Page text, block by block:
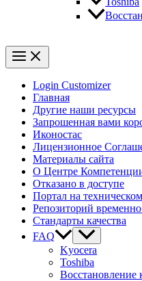
Login Customizer
Главная
Другие наши ресурсы
Запрошенная вами
Иконостас
Лицензионное
Материалы сайта
О Центре
Отказано в доступе
Портал на
Репозиторий
Стандарты качества
FAQ
Kyocera
Toshiba
Восстановление